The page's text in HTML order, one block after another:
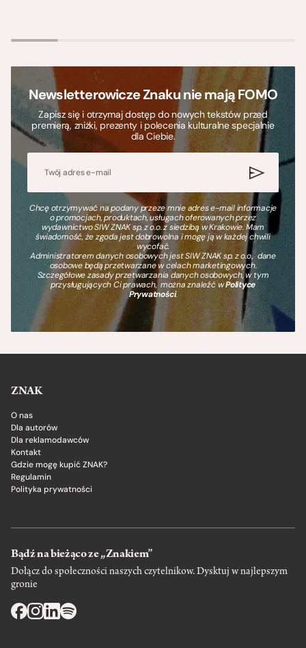
Newsletterowicze Znaku nie mają FOMO
Zapisz się i otrzymaj dostęp do nowych tekstów przed
premierą, zniżki, prezenty i polecenia kulturalne specjalnie
dla Ciebie.
Chcę otrzymywać na podany przeze mnie adres e-mail informacje
o promocjach, produktach, usługach oferowanych przez
wydawnictwo SIW ZNAK sp. z o.o. z siedzibą w Krakowie. Mam
świadomość, że zgoda jest dobrowolna i mogę ją w każdej chwili
wycofać.
Administratorem danych osobowych jest SIW ZNAK sp. z o.o., dane
osobowe będą przetwarzane w celach marketingowych.
Szczegółowe zasady przetwarzania danych osobowych, w tym
przysługujących Ci prawach, można znaleźć wPolityce
Prywatności.
ZNAK
O nas
Dla autorów
Dla reklamodawców
Kontakt
Gdzie mogę kupić ZNAK?
Regulamin
Polityka prywatności
Bądź na bieżąco ze „Znakiem”
Dołącz do społeczności naszych czytelnikow. Dysktuj w najlepszym
gronie